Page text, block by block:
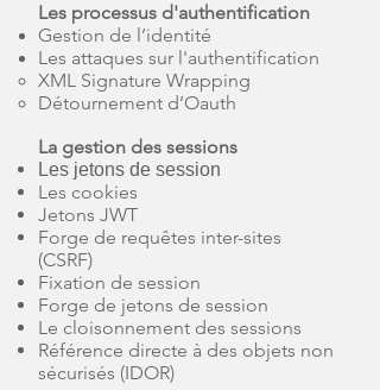
Les processus d'authentification
Gestion de l’identité
Les attaques sur l'authentification
XML Signature Wrapping
Détournement d’Oauth
La gestion des sessions
Les jetons de session
Les cookies
Jetons JWT
Forge de requêtes inter-sites
(CSRF)
Fixation de session
Forge de jetons de session
Le cloisonnement des sessions
Référence directe à des objets non
sécurisés (IDOR)